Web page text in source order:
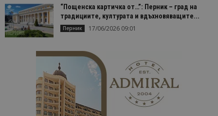
“Пощенска картичка от…”: Перник – град на
традициите, културата и вдъхновяващите...
Перник 17/06/2026 09:01
cookie_notice_accepted
lisandraramos.com
bgtourism.bg
7 дни